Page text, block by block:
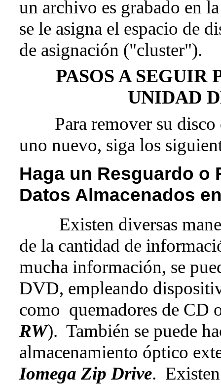
un archivo es grabado en
se le asigna el espacio de
de asignación ("cluster").
PASOS A SEGUIR
UNIDAD
Para remover su disco
uno nuevo, siga los
Haga un Resguardo
Datos Almacenados
Existen diversas
de la cantidad de
mucha información, se
DVD, empleando
como quemadores de CD
RW). También se puede
almacenamiento óptico
Iomega Zip Drive. Existen